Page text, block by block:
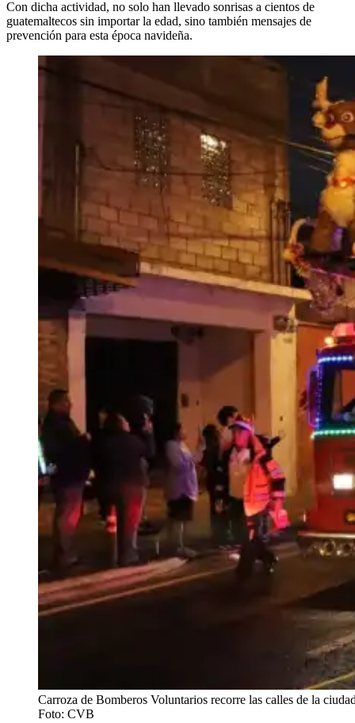
Con dicha actividad, no solo han llevado sonrisas a cientos de
guatemaltecos sin importar la edad, sino también mensajes de
prevención para esta época navideña.
Carroza de Bomberos Voluntarios recorre las calles de la
Foto: CVB